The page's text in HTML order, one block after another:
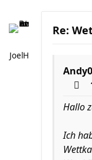
JoelH
Re:
Hallo
Ich